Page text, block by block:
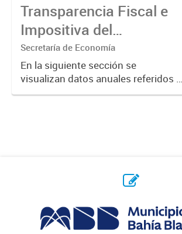
Transparencia Fiscal e
Impositiva del
Municipio. Año 2023
Secretaría de Economía
En la siguiente sección se
visualizan datos anuales referidos a
la transparencia fiscal e impositiva